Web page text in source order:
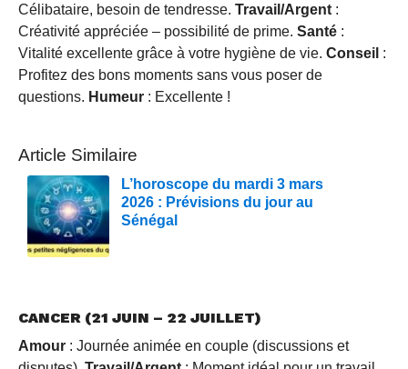
Célibataire, besoin de tendresse. Travail/Argent :
Créativité appréciée – possibilité de prime. Santé :
Vitalité excellente grâce à votre hygiène de vie. Conseil :
Profitez des bons moments sans vous poser de
questions. Humeur : Excellente !
Article Similaire
L’horoscope du mardi 3 mars
2026 : Prévisions du jour au
Sénégal
CANCER (21 JUIN – 22 JUILLET)
Amour : Journée animée en couple (discussions et